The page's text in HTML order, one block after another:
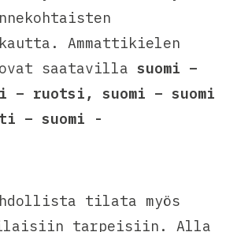
Ammattikielen
saatavilla suomi –
– ruotsi, suomi – suomi
– suomi -
tilata myös
tarpeisiin. Alla